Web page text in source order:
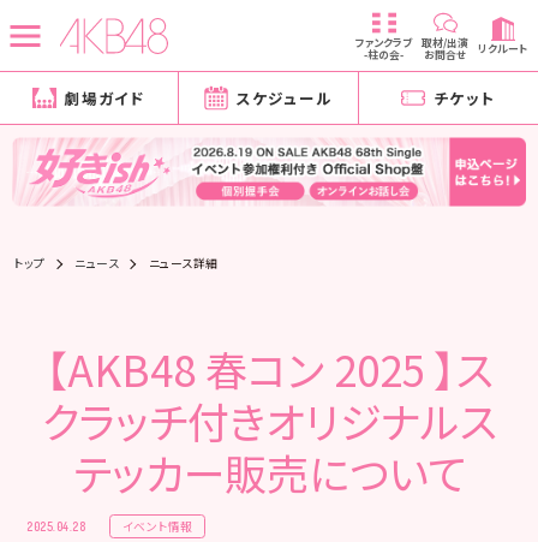
ファンクラブ
-柱の会-
取材/出演
お問合せ リクルート
劇場ガイド スケジュール チケット
トップ ニュース ニュース詳細
【AKB48 春コン 2025 】ス
クラッチ付きオリジナルス
テッカー販売について
2025.04.28 イベント情報